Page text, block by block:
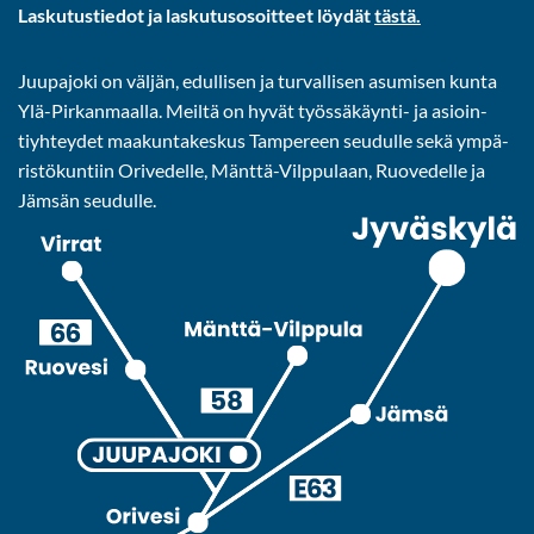
Las­ku­tus­tie­dot ja las­ku­tuso­soit­teet löy­dättästä.
Juu­pa­jo­ki on väl­jän, edul­li­sen ja tur­val­li­sen asu­mi­sen kunta
Ylä-​Pirkanmaalla. Meil­tä on hyvät työssäkäynti-​ ja asioin­
tiyh­tey­det maa­kun­ta­kes­kus Tam­pe­reen seu­dul­le sekä ym­pä­
ris­tö­kun­tiin Ori­ve­del­le, Mänttä-​Vilppulaan, Ruo­ve­del­le ja
Jäm­sän seu­dul­le.